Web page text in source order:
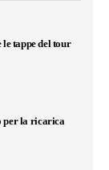
tappe del tour
per la ricarica